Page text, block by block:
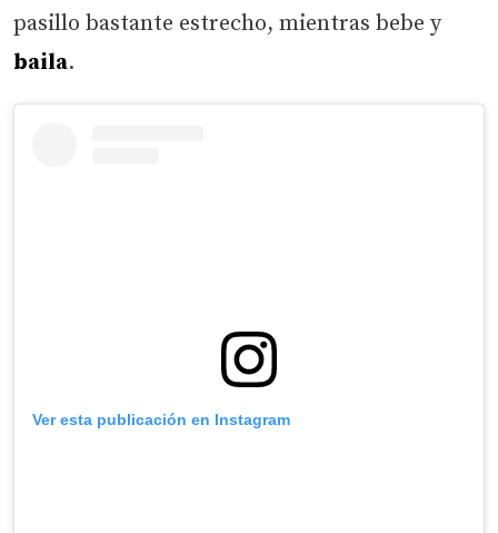
pasillo bastante estrecho, mientras bebe y
baila.
Ver esta publicación en Instagram